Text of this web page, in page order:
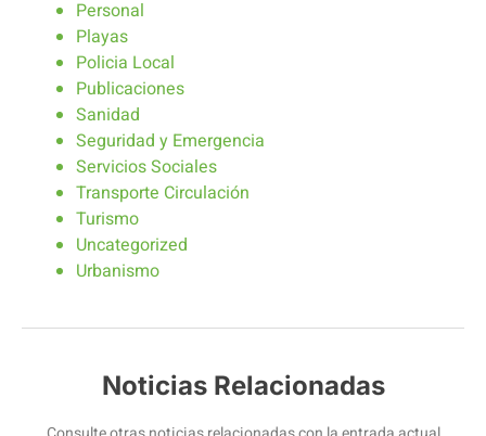
Personal
Playas
Policia Local
Publicaciones
Sanidad
Seguridad y Emergencia
Servicios Sociales
Transporte Circulación
Turismo
Uncategorized
Urbanismo
Noticias Relacionadas